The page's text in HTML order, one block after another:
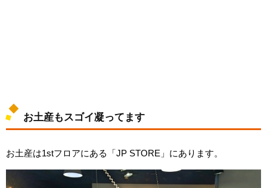
お土産もスゴイ凝ってます
お土産は1stフロアにある「JP STORE」にあります。